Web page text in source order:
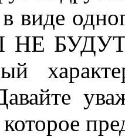
виде
БУДУТ!